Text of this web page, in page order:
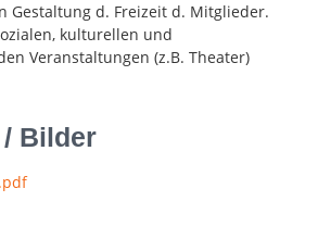
Gestaltung d. Freizeit d. Mitglieder.
kulturellen und
Veranstaltungen (z.B. Theater)
Bilder